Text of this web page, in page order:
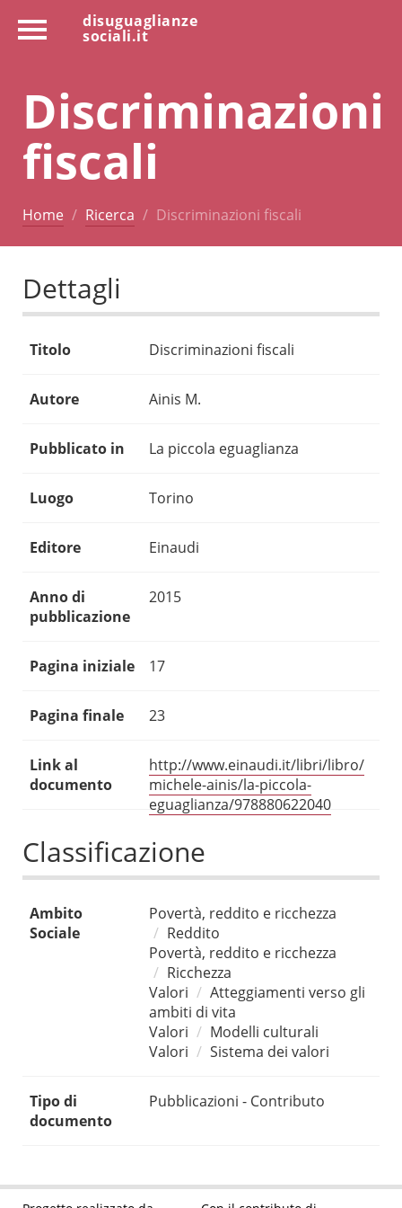
disuguaglianze
sociali.it
Discriminazioni
fiscali
Home Ricerca Discriminazioni fiscali
Dettagli
Titolo Discriminazioni fiscali
Autore Ainis M.
Pubblicato in La piccola eguaglianza
Luogo Torino
Editore Einaudi
Anno di
pubblicazione
2015
Pagina iniziale 17
Pagina finale 23
Link al
documento
http://www.einaudi.it/libri/libro/
michele-ainis/la-piccola-
eguaglianza/978880622040
Classificazione
Ambito
Sociale
Povertà, reddito e ricchezza
Reddito
Povertà, reddito e ricchezza
Ricchezza
Valori
Atteggiamenti verso gli
ambiti di vita
Valori
Modelli culturali
Valori
Sistema dei valori
Tipo di
documento
Pubblicazioni - Contributo